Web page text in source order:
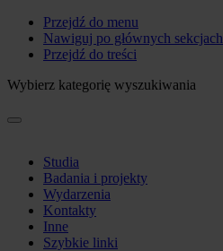
Przejdź do menu
Nawiguj po głównych sekcjach
Przejdź do treści
Wybierz kategorię wyszukiwania
Studia
Badania i projekty
Wydarzenia
Kontakty
Inne
Szybkie linki